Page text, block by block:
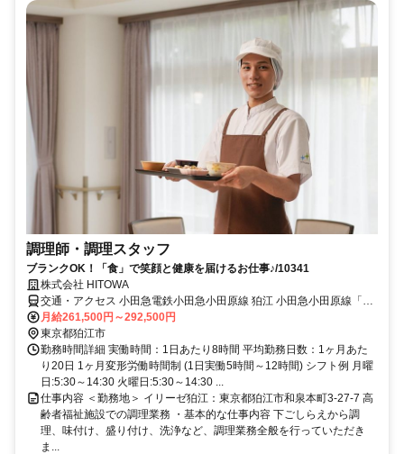
調理師・調理スタッフ
ブランクOK！「食」で笑顔と健康を届けるお仕事♪/10341
株式会社 HITOWA
交通・アクセス 小田急電鉄小田急小田原線 狛江 小田急小田原線「狛
江駅」より徒歩約20分
月給261,500円～292,500円
東京都狛江市
勤務時間詳細 実働時間：1日あたり8時間 平均勤務日数：1ヶ月あた
り20日 1ヶ月変形労働時間制 (1日実働5時間～12時間) シフト例 月曜
日:5:30～14:30 火曜日:5:30～14:30 ...
仕事内容 ＜勤務地＞ イリーゼ狛江：東京都狛江市和泉本町3-27-7 高
齢者福祉施設での調理業務 ・基本的な仕事内容 下ごしらえから調
理、味付け、盛り付け、洗浄など、調理業務全般を行っていただき
ま...